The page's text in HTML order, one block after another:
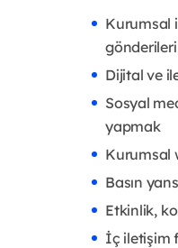
Kurumsal
Dijital ve
Sosyal
yapmak
Kurumsal
Basın
Etkinlik,
İç iletişim